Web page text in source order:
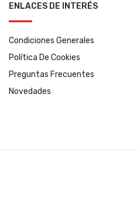
ENLACES DE INTERÉS
Condiciones Generales
Política De Cookies
Preguntas Frecuentes
Novedades